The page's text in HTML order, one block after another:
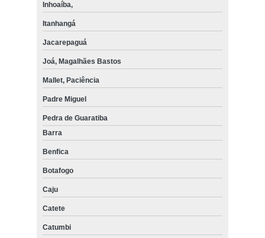
Inhoaíba,
Itanhangá
Jacarepaguá
Joá, Magalhães Bastos
Mallet, Paciência
Padre Miguel
Pedra de Guaratiba
Barra
Benfica
Botafogo
Caju
Catete
Catumbi